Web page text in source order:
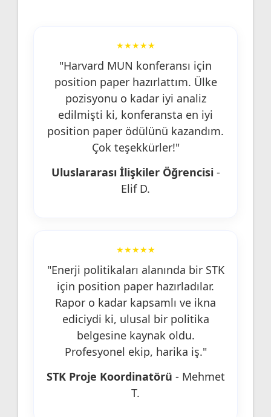
★★★★★
"Harvard MUN konferansı için
position paper hazırlattım. Ülke
pozisyonu o kadar iyi analiz
edilmişti ki, konferansta en iyi
position paper ödülünü kazandım.
Çok teşekkürler!"
Uluslararası İlişkiler Öğrencisi -
Elif D.
★★★★★
"Enerji politikaları alanında bir STK
için position paper hazırladılar.
Rapor o kadar kapsamlı ve ikna
ediciydi ki, ulusal bir politika
belgesine kaynak oldu.
Profesyonel ekip, harika iş."
STK Proje Koordinatörü - Mehmet
T.